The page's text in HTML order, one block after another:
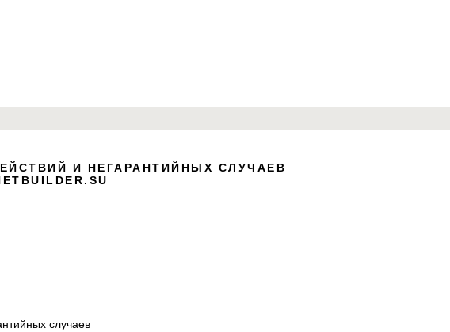
Click "Block Editor" to enter the edit mode.
И НЕГАРАНТИЙНЫХ СЛУЧАЕВ
случаев